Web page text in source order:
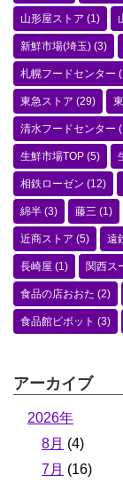
山形屋ストア (1)
新鮮市場(埼玉) (3)
札幌フードセンター
東急ストア (29)
清水フードセンター
生鮮市場TOP (5)
相鉄ローゼン (12)
綿半 (3) 藤三 (1)
近商ストア (5) 遠
長崎屋 (1) 関西ス
食品の店おおた (2)
食品館ピボット (3)
アーカイブ
2026年
8月 (4)
7月 (16)